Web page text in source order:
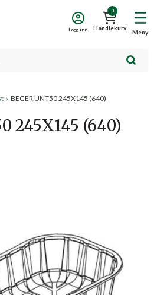
Meny
0
Handlekurv
Logg inn
› BEGER UNT50 245X145 (640)
245X145 (640)